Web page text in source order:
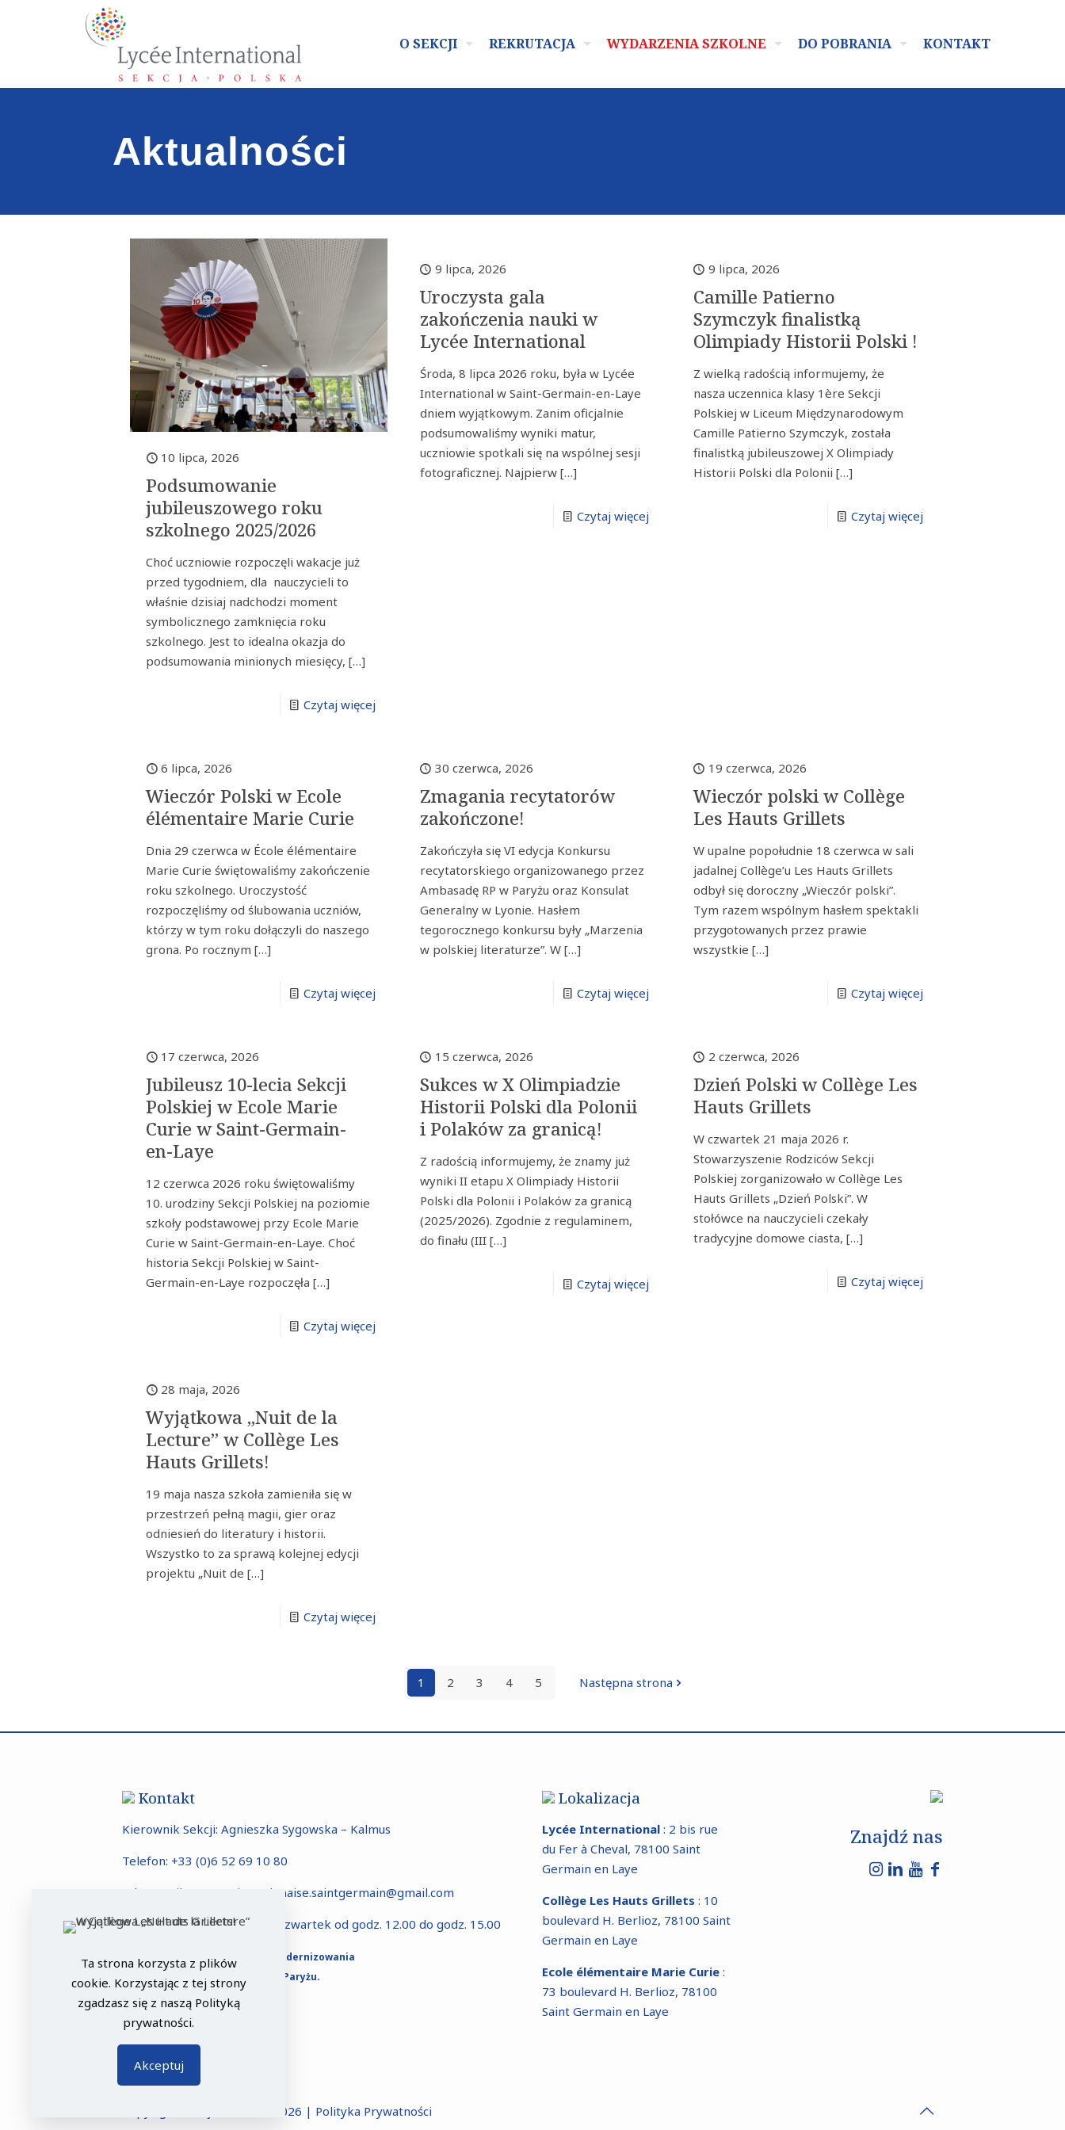
O SEKCJI REKRUTACJA WYDARZENIA SZKOLNE DO POBRANIA KONTAKT
Aktualności
10 lipca, 2026
Podsumowanie
jubileuszowego roku
szkolnego 2025/2026
Choć uczniowie rozpoczęli wakacje już
przed tygodniem, dla nauczycieli to
właśnie dzisiaj nadchodzi moment
symbolicznego zamknięcia roku
szkolnego. Jest to idealna okazja do
podsumowania minionych miesięcy, […]
Czytaj więcej
9 lipca, 2026
Uroczysta gala
zakończenia nauki w
Lycée International
Środa, 8 lipca 2026 roku, była w Lycée
International w Saint-Germain-en-Laye
dniem wyjątkowym. Zanim oficjalnie
podsumowaliśmy wyniki matur,
uczniowie spotkali się na wspólnej sesji
fotograficznej. Najpierw[…]
Czytaj więcej
9 lipca, 2026
Camille Patierno
Szymczyk finalistką
Olimpiady Historii Polski !
Z wielką radością informujemy, że
nasza uczennica klasy 1ère Sekcji
Polskiej w Liceum Międzynarodowym
Camille Patierno Szymczyk, została
finalistką jubileuszowej X Olimpiady
Historii Polski dla Polonii […]
Czytaj więcej
6 lipca, 2026
Wieczór Polski w Ecole
élémentaire Marie Curie
Dnia 29 czerwca w École élémentaire
Marie Curie świętowaliśmy zakończenie
roku szkolnego. Uroczystość
rozpoczęliśmy od ślubowania uczniów,
którzy w tym roku dołączyli do naszego
grona. Po rocznym […]
Czytaj więcej
30 czerwca, 2026
Zmagania recytatorów
zakończone!
Zakończyła się VI edycja Konkursu
recytatorskiego organizowanego przez
Ambasadę RP w Paryżu oraz Konsulat
Generalny w Lyonie. Hasłem
tegorocznego konkursu były „Marzenia
w polskiej literaturze”. W[…]
Czytaj więcej
19 czerwca, 2026
Wieczór polski w Collège
Les Hauts Grillets
W upalne popołudnie 18 czerwca w sali
jadalnej Collège’u Les Hauts Grillets
odbył się doroczny „Wieczór polski”.
Tym razem wspólnym hasłem spektakli
przygotowanych przez prawie
wszystkie […]
Czytaj więcej
17 czerwca, 2026
Jubileusz 10-lecia Sekcji
Polskiej w Ecole Marie
Curie w Saint-Germain-
en-Laye
12 czerwca 2026 roku świętowaliśmy
10. urodziny Sekcji Polskiej na poziomie
szkoły podstawowej przy Ecole Marie
Curie w Saint-Germain-en-Laye. Choć
historia Sekcji Polskiej w Saint-
Germain-en-Laye rozpoczęła […]
Czytaj więcej
15 czerwca, 2026
Sukces w X Olimpiadzie
Historii Polski dla Polonii
i Polaków za granicą!
Z radością informujemy, że znamy już
wyniki II etapu X Olimpiady Historii
Polski dla Polonii i Polaków za granicą
(2025/2026). Zgodnie z regulaminem,
do finału (III[…]
Czytaj więcej
2 czerwca, 2026
Dzień Polski w Collège Les
Hauts Grillets
W czwartek 21 maja 2026 r.
Stowarzyszenie Rodziców Sekcji
Polskiej zorganizowało w Collège Les
Hauts Grillets „Dzień Polski”. W
stołówce na nauczycieli czekały
tradycyjne domowe ciasta, […]
Czytaj więcej
28 maja, 2026
Wyjątkowa „Nuit de la
Lecture” w Collège Les
Hauts Grillets!
19 maja nasza szkoła zamieniła się w
przestrzeń pełną magii, gier oraz
odniesień do literatury i historii.
Wszystko to za sprawą kolejnej edycji
projektu „Nuit de […]
Czytaj więcej
1 2 3 4 5 Następna strona
Kontakt
Kierownik Sekcji: Agnieszka Sygowska – Kalmus
Telefon: +33 (0)6 52 69 10 80
Adres mailowy:
sectionpolonaise.saintgermain@gmail.com
Dyżur telefoniczny w każdy czwartek od godz. 12.00 do godz. 15.00
Strona internetowa została zmodernizowania
dzięki wsparciu Ambasady RP w Paryżu.
Lokalizacja
Lycée International : 2 bis rue
du Fer à Cheval, 78100 Saint
Germain en Laye
Collège Les Hauts Grillets : 10
boulevard H. Berlioz, 78100 Saint
Germain en Laye
Ecole élémentaire Marie Curie :
73 boulevard H. Berlioz, 78100
Saint Germain en Laye
Znajdź nas
Copyright Sekcja Polska © 2026 | Polityka Prywatności
Ta strona korzysta z plików
cookie. Korzystając z tej strony
zgadzasz się z naszą Polityką
prywatności.
Akceptuj